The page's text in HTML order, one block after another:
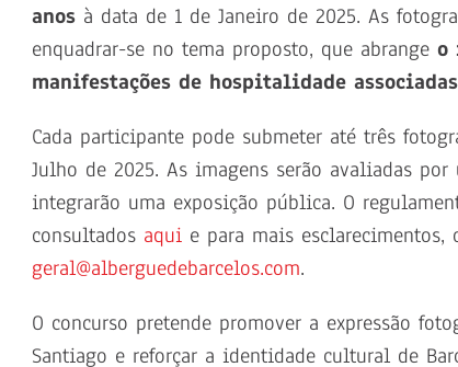
anosà data de 1 de Janeiro de 2025. As
enquadrar-se no tema proposto, que abrange o
manifestações de hospitalidade
Cada participante pode submeter até três
Julho de 2025. As imagens serão avaliadas
integrarão uma exposição pública. O
consultados aquie para mais esclarecimentos,
geral@alberguedebarcelos.com.
O concurso pretende promover a expressão
Santiago e reforçar a identidade cultural de